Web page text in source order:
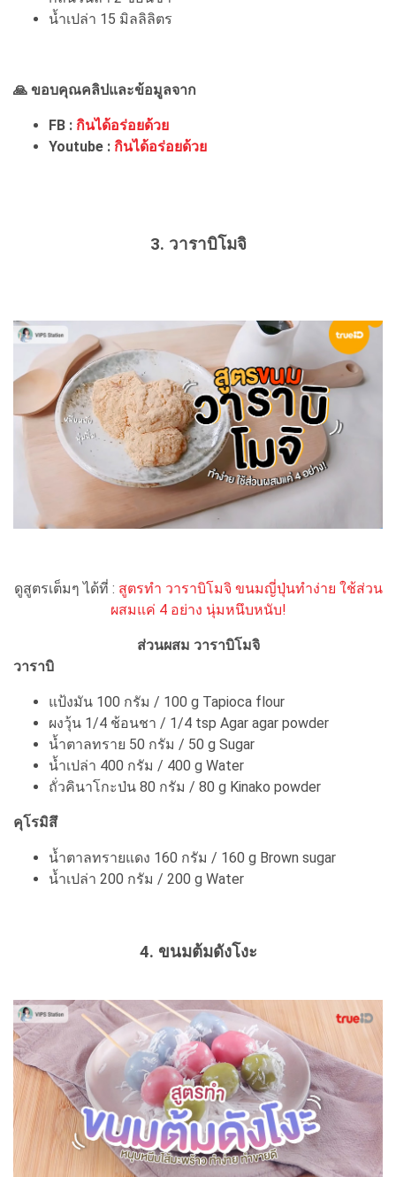
น้ำเปล่า 15 มิลลิลิตร
🙏 ขอบคุณคลิปและข้อมูลจาก
FB : กินได้อร่อยด้วย
Youtube : กินได้อร่อยด้วย
3. วาราบิโมจิ
ดูสูตรเต็มๆ ได้ที่ : สูตรทำ วาราบิโมจิ ขนมญี่ปุ่นทำง่าย ใช้ส่วน
ผสมแค่ 4 อย่าง นุ่มหนึบหนับ!
ส่วนผสม วาราบิโมจิ
วาราบิ
แป้งมัน 100 กรัม / 100 g Tapioca flour
ผงวุ้น 1/4 ช้อนชา / 1/4 tsp Agar agar powder
น้ำตาลทราย 50 กรัม / 50 g Sugar
น้ำเปล่า 400 กรัม / 400 g Water
ถั่วคินาโกะป่น 80 กรัม / 80 g Kinako powder
คุโรมิสึ
น้ำตาลทรายแดง 160 กรัม / 160 g Brown sugar
น้ำเปล่า 200 กรัม / 200 g Water
4. ขนมต้มดังโงะ